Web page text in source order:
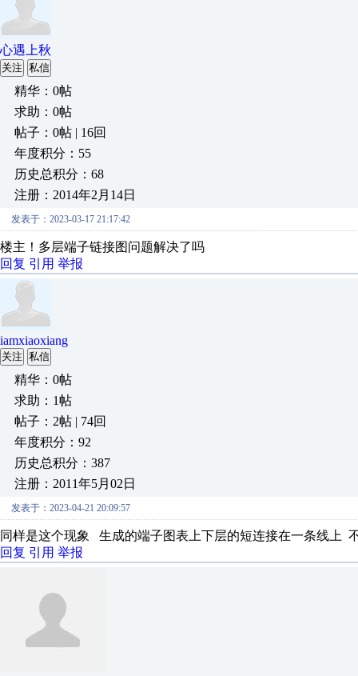
心遇上秋
关注 私信
精华：0帖
求助：0帖
帖子：0帖 | 16回
年度积分：55
历史总积分：68
注册：2014年2月14日
发表于：2023-03-17 21:17:42
楼主！多层端子链接图问题解决了吗
回复 引用 举报
iamxiaoxiang
关注 私信
精华：0帖
求助：1帖
帖子：2帖 | 74回
年度积分：92
历史总积分：387
注册：2011年5月02日
发表于：2023-04-21 20:09:57
同样是这个现象 生成的端子图表上下层的短连接在一条线上
回复 引用 举报